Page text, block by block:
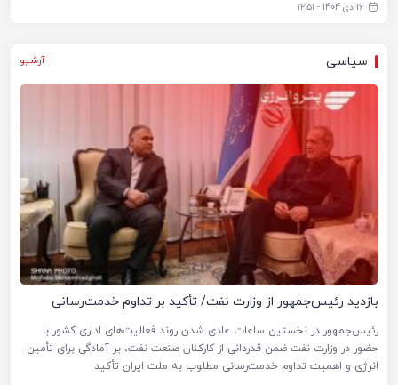
16 دی 1404 - ۱۲:۵۱
سیاسی آرشیو
بازدید رئیس‌جمهور از وزارت نفت/ تأکید بر تداوم خدمت‌رسانی
رئیس‌جمهور در نخستین ساعات عادی شدن روند فعالیت‌های اداری کشور با
حضور در وزارت نفت ضمن قدردانی از کارکنان صنعت نفت، بر آمادگی برای تأمین
انرژی و اهمیت تداوم خدمت‌رسانی مطلوب به ملت ایران تأکید